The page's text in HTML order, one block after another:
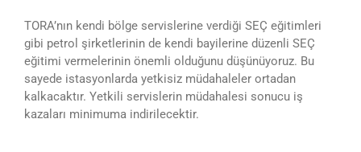
TORA’nın kendi bölge servislerine verdiği SEÇ eğitimleri
gibi petrol şirketlerinin de kendi bayilerine düzenli SEÇ
eğitimi vermelerinin önemli olduğunu düşünüyoruz. Bu
sayede istasyonlarda yetkisiz müdahaleler ortadan
kalkacaktır. Yetkili servislerin müdahalesi sonucu iş
kazaları minimuma indirilecektir.